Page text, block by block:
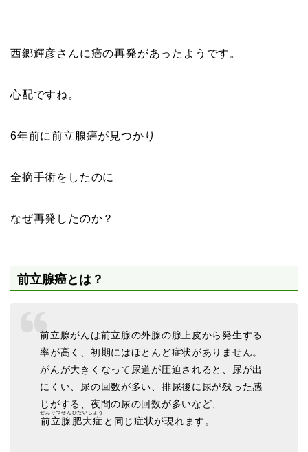
西郷輝彦さんに癌の再発があったようです。
心配ですね。
6年前に前立腺癌が見つかり
全摘手術をしたのに
なぜ再発したのか？
前立腺癌とは？
前立腺がんは前立腺の外腺の腺上皮から発生する
率が高く、初期にはほとんど症状がありません。
がんが大きくなって尿道が圧迫されると、尿が出
にくい、尿の回数が多い、排尿後に尿が残った感
じがする、夜間の尿の回数が多いなど、
前立腺肥大症
ぜんりつせんひだいしょう
と同じ症状が現れます。